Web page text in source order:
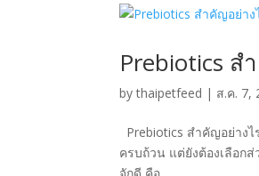
Prebiotics ส
bythaipetfeed | ส.ค. 7,
Prebiotics สำคัญอย่าง
ครบถ้วน แต่ยังต้องเลือก